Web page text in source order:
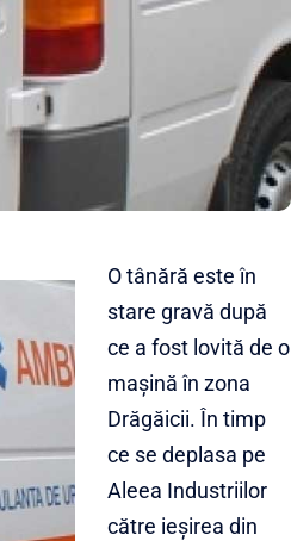
O tânără este în
stare gravă după
ce a fost lovită de o
mașină în zona
Drăgăicii. În timp
ce se deplasa pe
Aleea Industriilor
către ieșirea din